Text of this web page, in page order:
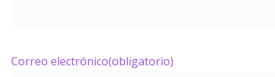
Correo electrónico(obligatorio)